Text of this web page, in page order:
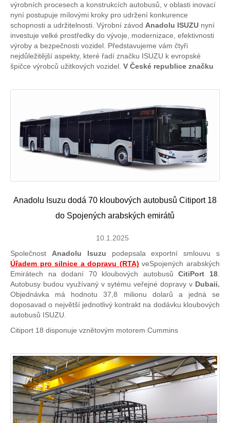
výrobních procesech a konstrukcích autobusů, v oblasti inovací
nyní postupuje mílovými kroky pro udržení konkurence
schopnosti a udržitelnosti. Výrobní závod Anadolu ISUZU nyní
investuje velké prostředky do vývoje, modernizace, efektivnosti
výroby a bezpečnosti vozidel. Představujeme vám čtyři
nejdůležitější aspekty, které řadí značku ISUZU k evropské
špičce výrobců užitkových vozidel. V České republice značku
Anadolu Isuzu dodá 70 kloubových autobusů Citiport 18
do Spojených arabských emirátů
10.1.2025
Společnost Anadolu Isuzu podepsala exportní smlouvu s
Úřadem pro silnice a dopravu (RTA) veSpojených arabských
Emirátech na dodaní 70 kloubových autobusůCitiPort 18.
Autobusy budou využívaný v sytému veřejné dopravy v Dubaii.
Objednávka má hodnotu 37,8 milionu dolarů a jedná se
doposavad o největší jednotlivý kontrakt na dodávku kloubových
autobusů ISUZU.
Citiport 18 disponuje vznětovým motorem Cummins